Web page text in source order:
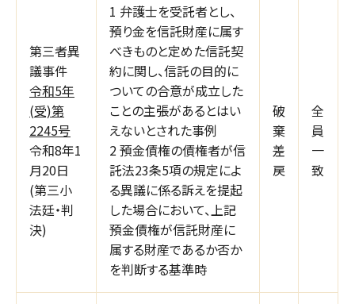
第三者異
議事件
令和5年
(受)第
2245号
令和8年1
月20日
(第三小
法廷・判
決)
1 弁護士を受託者とし、
預り金を信託財産に属す
べきものと定めた信託契
約に関し、信託の目的に
ついての合意が成立した
ことの主張があるとはい
えないとされた事例
2 預金債権の債権者が信
託法23条5項の規定によ
る異議に係る訴えを提起
した場合において、上記
預金債権が信託財産に
属する財産であるか否か
を判断する基準時
破
棄
差
戻
全
員
一
致